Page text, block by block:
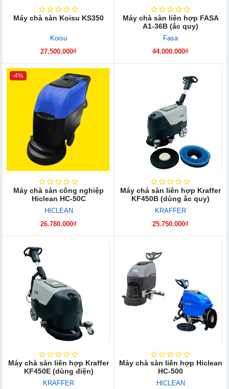
Máy chà sàn Koisu KS350
Koisu
27.500.000₫
Máy chà sàn liên hợp FASA
A1-36B (ắc quy)
Fasa
44.000.000₫
-4%
Máy chà sàn công nghiệp
Hiclean HC-50C
HICLEAN
26.780.000₫
Máy chà sàn liên hợp Kraffer
KF450B (dùng ắc quy)
KRAFFER
25.750.000₫
Máy chà sàn liên hợp Kraffer
KF450E (dùng điện)
KRAFFER
Máy chà sàn liên hợp Hiclean
HC-500
HICLEAN